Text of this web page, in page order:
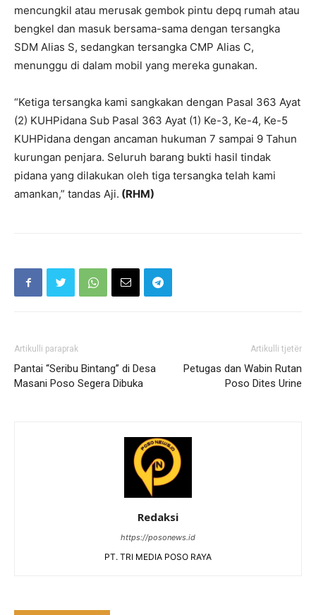
mencungkil atau merusak gembok pintu depq rumah atau
bengkel dan masuk bersama-sama dengan tersangka
SDM Alias S, sedangkan tersangka CMP Alias C,
menunggu di dalam mobil yang mereka gunakan.
“Ketiga tersangka kami sangkakan dengan Pasal 363 Ayat
(2) KUHPidana Sub Pasal 363 Ayat (1) Ke-3, Ke-4, Ke-5
KUHPidana dengan ancaman hukuman 7 sampai 9 Tahun
kurungan penjara. Seluruh barang bukti hasil tindak
pidana yang dilakukan oleh tiga tersangka telah kami
amankan,” tandas Aji. (RHM)
Artikulli paraprak
Pantai “Seribu Bintang” di Desa
Masani Poso Segera Dibuka
Artikulli tjetër
Petugas dan Wabin Rutan
Poso Dites Urine
Redaksi
https://posonews.id
PT. TRI MEDIA POSO RAYA